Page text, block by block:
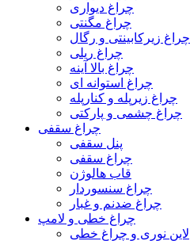
چراغ دیواری
چراغ مگنتی
چراغ زیرکابینتی و رگال
چراغ ریلی
چراغ بالا آینه
چراغ استوانه ای
چراغ زیرپله و کنارپله
چراغ چشمی و پارکتی
چراغ سقفی
پنل سقفی
چراغ سقفی
قاب هالوژن
چراغ سنسوردار
چراغ ضدنم و غبار
چراغ خطی و لامپ
لاین نوری و چراغ خطی